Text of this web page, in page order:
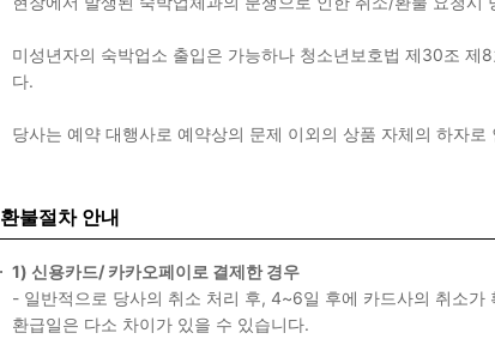
미성년자의 숙박업소 출입은 가능하나 청소년보호법 제30조
다.
당사는 예약 대행사로 예약상의 문제 이외의 상품 자체의 하자
환불절차 안내
1) 신용카드/ 카카오페이로 결제한 경우
- 일반적으로 당사의 취소 처리 후, 4~6일 후에 카드사의 취소
환급일은 다소 차이가 있을 수 있습니다.